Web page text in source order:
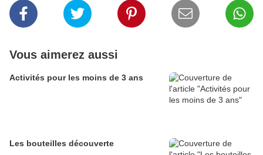
Vous aimerez aussi
Activités pour les moins de 3 ans
Les bouteilles découverte